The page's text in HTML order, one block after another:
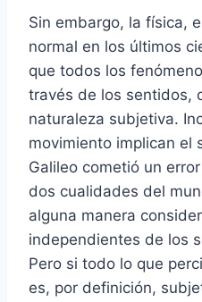
Sin embargo, la física,
normal en los últimos
que todos los
través de los sentidos,
naturaleza subjetiva.
movimiento implican el
Galileo cometió un
dos cualidades del
alguna manera
independientes de los
Pero si todo lo que
es, por definición,